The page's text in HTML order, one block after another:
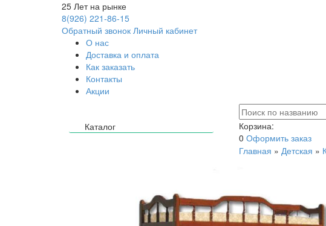
25 Лет на рынке
8(926) 221-86-15
Обратный звонок Личный кабинет
О нас
Доставка и оплата
Как заказать
Контакты
Акции
Каталог
Корзина:
0 Оформить заказ
Главная » Детская »